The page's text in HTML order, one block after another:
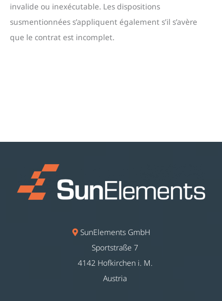
invalide ou inexécutable. Les dispositions
susmentionnées s’appliquent également s’il s’avère
que le contrat est incomplet.
SunElements GmbH
Sportstraße 7
4142 Hofkirchen i. M.
Austria